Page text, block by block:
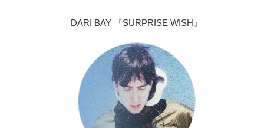
DARI BAY 『SURPRISE WISH』